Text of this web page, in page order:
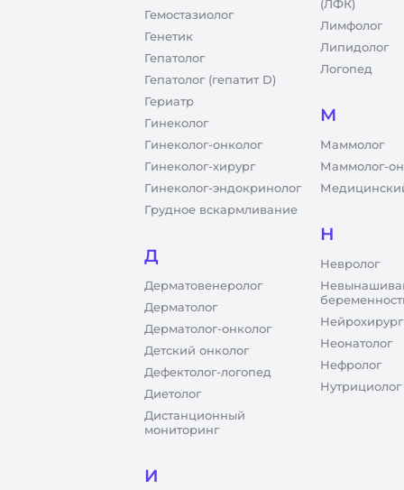
Гемостазиолог
Генетик
Гепатолог
Гепатолог (гепатит D)
Гериатр
Гинеколог
Гинеколог-онколог
Гинеколог-хирург
Гинеколог-эндокринолог
Грудное вскармливание
Д
Дерматовенеролог
Дерматолог
Дерматолог-онколог
Детский онколог
Дефектолог-логопед
Диетолог
Дистанционный
мониторинг
И
(ЛФК)
Лимфолог
Липидолог
Логопед
М
Маммолог
Маммолог-
Н
Невролог
Нейрохирург
Неонатолог
Нефролог
Нутрициолог